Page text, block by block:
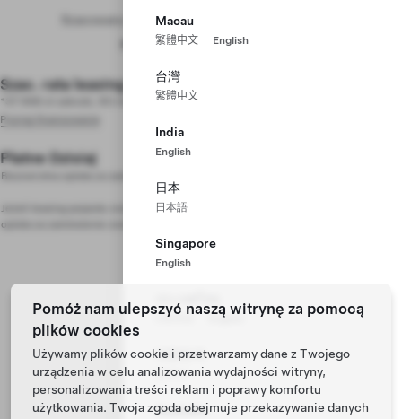
Macau
繁體中文 English
台灣
繁體中文
India
English
日本
日本語
Singapore
English
ภาษาไทย English
대한민국
한국어
Australia
Szacowany termin dostawy: paźdz. – listop. 2026
Model Y Napęd na tylne koła
Koła Aperture 18″
Wnętrze pięciomiejscowe
30-dniowa wersja próbna Łączności Premium
Cena Zakupu
Pokaż szczegóły wyceny
Szac. rata leasing operacyjnego
*37 998 zł zaliczki, 60 miesięcy, RRSO 0,99%, 189 990 zł Cena Zakupu
Poznaj finansowanie
Płatne Dzisiaj
Bezzwrotna opłata za zamówienie
Jeżeli leasing pojazdu zostanie całkowicie sfinansowany przez stronę trzecią,
opłata za zamówienie zostanie zwrócona po dostarczeniu pojazdu.
Pomóż nam ulepszyć naszą witrynę za pomocą
plików cookies
Używamy plików cookie i przetwarzamy dane z Twojego
urządzenia w celu analizowania wydajności witryny,
personalizowania treści reklam i poprawy komfortu
użytkowania. Twoja zgoda obejmuje przekazywanie danych